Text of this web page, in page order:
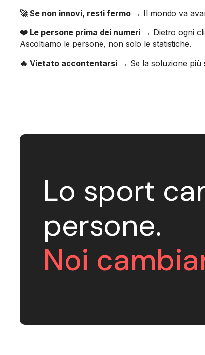
🚀 Se non innovi, resti fermo → Il mondo va
❤️ Le persone prima dei numeri → Dietro ogni
Ascoltiamo le persone, non solo le statistiche.
🔥 Vietato accontentarsi → Se la soluzione più
Lo sport
persone.
Noi